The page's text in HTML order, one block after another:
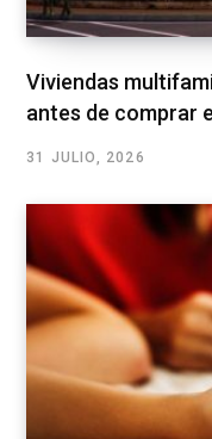
Viviendas
antes de comprar
31 JULIO, 2026